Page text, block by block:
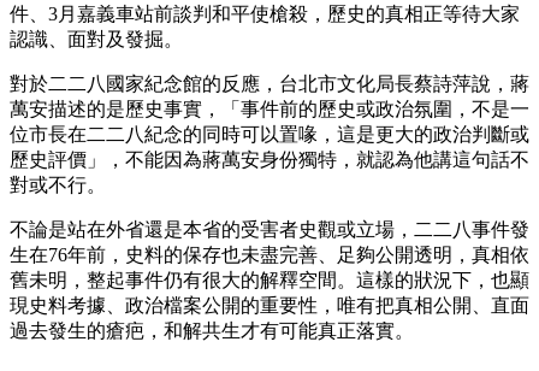
件、3月嘉義車站前談判和平使槍殺，歷史的真相正等待大家
認識、面對及發掘。
對於二二八國家紀念館的反應，台北市文化局長蔡詩萍說，蔣
萬安描述的是歷史事實，「事件前的歷史或政治氛圍，不是一
位市長在二二八紀念的同時可以置喙，這是更大的政治判斷或
歷史評價」，不能因為蔣萬安身份獨特，就認為他講這句話不
對或不行。
不論是站在外省還是本省的受害者史觀或立場，二二八事件發
生在76年前，史料的保存也未盡完善、足夠公開透明，真相依
舊未明，整起事件仍有很大的解釋空間。這樣的狀況下，也顯
現史料考據、政治檔案公開的重要性，唯有把真相公開、直面
過去發生的瘡疤，和解共生才有可能真正落實。